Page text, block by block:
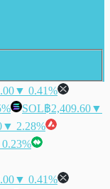
▼ 0.41%
SOL฿2,409.60▼
▼ 2.28%
▼ 0.41%